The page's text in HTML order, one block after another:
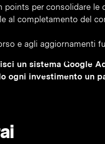
points per consolidare le
al completamento del
e agli aggiornamenti
un sistema Google
ogni investimento un